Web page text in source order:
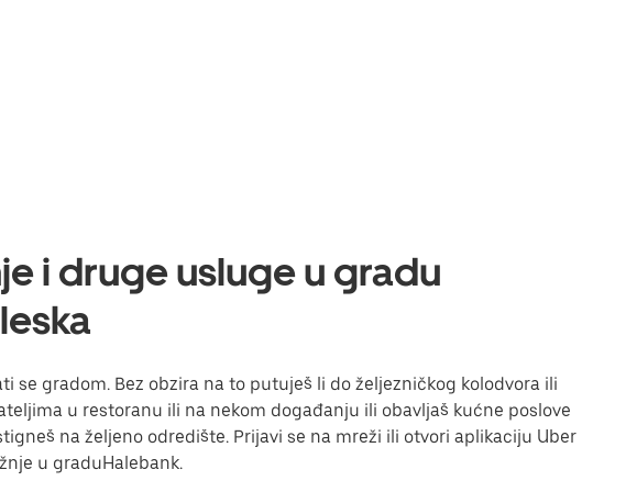
i druge usluge u gradu
se gradom. Bez obzira na to putuješ li do željezničkog kolodvora ili
u restoranu ili na nekom događanju ili obavljaš kućne poslove
na željeno odredište. Prijavi se na mreži ili otvori aplikaciju Uber
u graduHalebank.